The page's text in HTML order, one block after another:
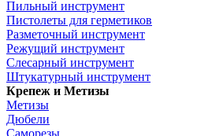
Пильный инструмент
Пистолеты для герметиков
Разметочный инструмент
Режущий инструмент
Слесарный инструмент
Штукатурный инструмент
Крепеж и Метизы
Метизы
Дюбели
Саморезы